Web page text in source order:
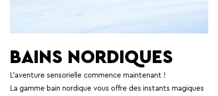
BAINS NORDIQUES
L’aventure sensorielle commence maintenant !
La gamme bain nordique vous offre des instants magiques